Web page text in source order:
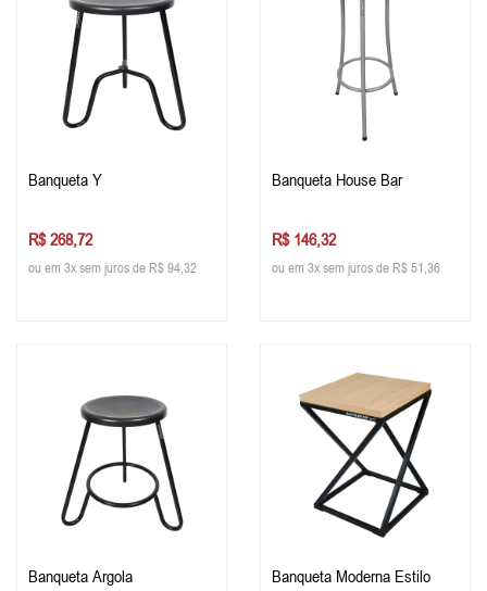
Banqueta Y
R$ 268,72
ou em 3x sem juros de R$ 94,32
Banqueta House Bar
R$ 146,32
ou em 3x sem juros de R$ 51,36
Banqueta Argola
Banqueta Moderna Estilo